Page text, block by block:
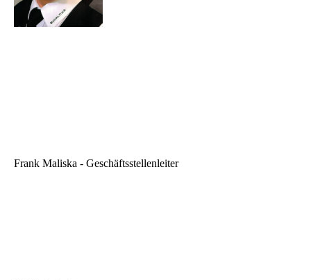
Frank Maliska - Geschäftsstellenleiter